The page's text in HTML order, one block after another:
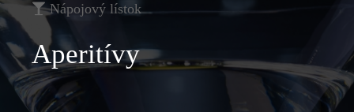
Nápojový lístok
Aperitívy